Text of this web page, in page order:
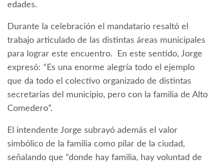
edades.
Durante la celebración el mandatario resaltó el
trabajo articulado de las distintas áreas municipales
para lograr este encuentro. En este sentido, Jorge
expresó: “Es una enorme alegría todo el ejemplo
que da todo el colectivo organizado de distintas
secretarías del municipio, pero con la familia de Alto
Comedero”.
El intendente Jorge subrayó además el valor
simbólico de la familia como pilar de la ciudad,
señalando que “donde hay familia, hay voluntad de